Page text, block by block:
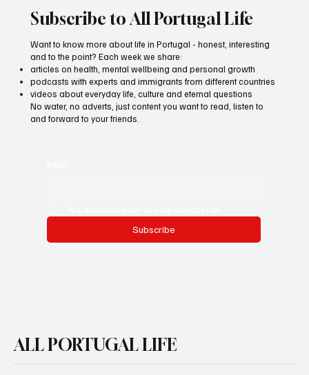
Subscribe to All Portugal Life
Subscribe
Want to know more about life in Portugal - honest, interesting
and to the point? Each week we share:
articles on health, mental wellbeing and personal growth
podcasts with experts and immigrants from different countries
videos about everyday life, culture and eternal questions
No water, no adverts, just content you want to read, listen to
and forward to your friends.
ALL PORTUGAL LIFE